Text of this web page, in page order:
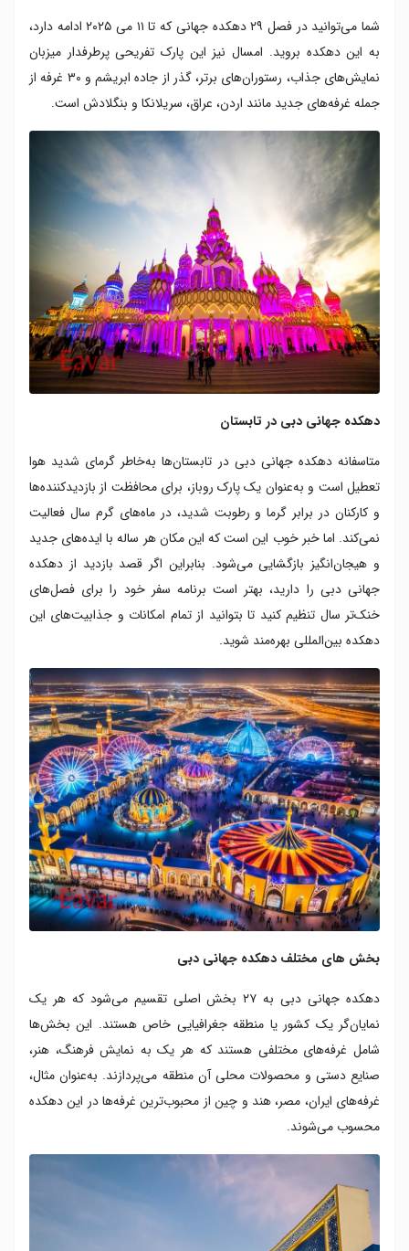
شما می‌توانید در فصل ۲۹ دهکده جهانی که تا ۱۱ می ۲۰۲۵ ادامه دارد،
به این دهکده بروید. امسال نیز این پارک تفریحی پرطرفدار میزبان
نمایش‌های جذاب، رستوران‌های برتر، گذر از جاده ابریشم و ۳۰ غرفه از
جمله غرفه‌های جدید مانند اردن، عراق، سریلانکا و بنگلادش است.
دهکده جهانی دبی در تابستان
متاسفانه دهکده جهانی دبی در تابستان‌ها به‌خاطر گرمای شدید هوا
تعطیل است و به‌عنوان یک پارک روباز، برای محافظت از بازدیدکننده‌ها
و کارکنان در برابر گرما و رطوبت شدید، در ماه‌های گرم سال فعالیت
نمی‌کند. اما خبر خوب این است که این مکان هر ساله با ایده‌های جدید
و هیجان‌انگیز بازگشایی می‌شود. بنابراین اگر قصد بازدید از دهکده
جهانی دبی را دارید، بهتر است برنامه سفر خود را برای فصل‌های
خنک‌تر سال تنظیم کنید تا بتوانید از تمام امکانات و جذابیت‌های این
دهکده بین‌المللی بهره‌مند شوید.
بخش های مختلف دهکده جهانی دبی
دهکده جهانی دبی به ۲۷ بخش اصلی تقسیم می‌شود که هر یک
نمایان‌گر یک کشور یا منطقه جغرافیایی خاص هستند. این بخش‌ها
شامل غرفه‌های مختلفی هستند که هر یک به نمایش فرهنگ، هنر،
صنایع دستی و محصولات محلی آن منطقه می‌پردازند. به‌عنوان مثال،
غرفه‌های ایران، مصر، هند و چین از محبوب‌ترین غرفه‌ها در این دهکده
محسوب می‌شوند.